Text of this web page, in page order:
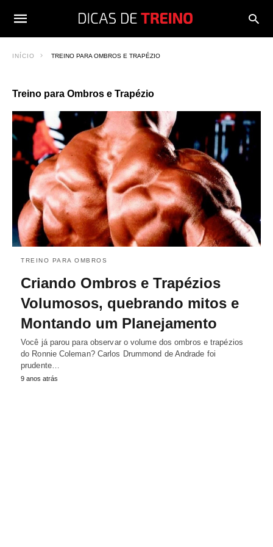
INÍCIO TREINO PARA OMBROS E TRAPÉZIO
Treino para Ombros e Trapézio
TREINO PARA OMBROS
Criando Ombros e Trapézios
Volumosos, quebrando mitos e
Montando um Planejamento
Você já parou para observar o volume dos ombros e trapézios
do Ronnie Coleman? Carlos Drummond de Andrade foi
prudente…
9 anos atrás